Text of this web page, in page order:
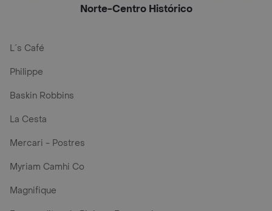
Norte-Centro Histórico
L´s Café
Philippe
Baskin Robbins
La Cesta
Mercari - Postres
Myriam Camhi Co
Magnifique